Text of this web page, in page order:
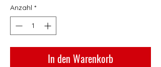
pro
1
Liter
Anzahl *
In den Warenkorb